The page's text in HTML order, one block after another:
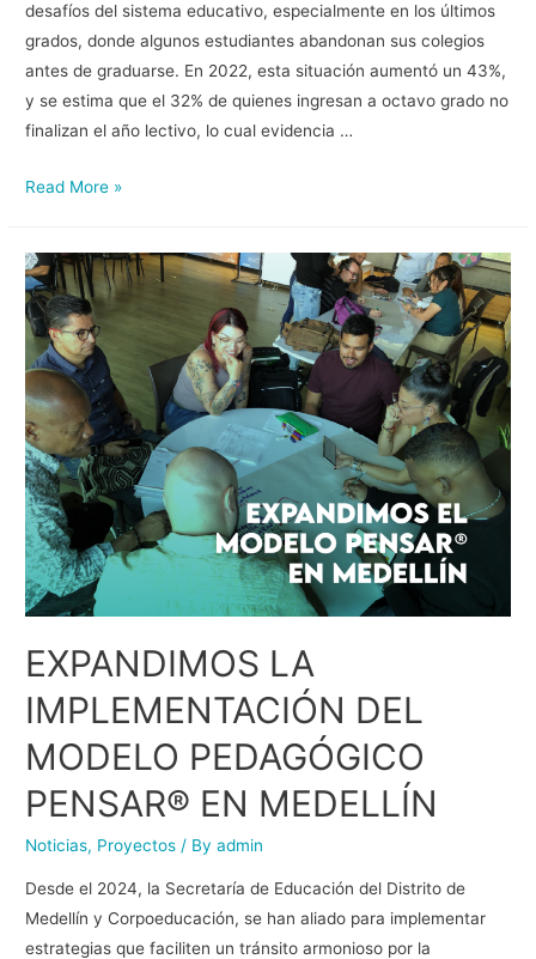
desafíos del sistema educativo, especialmente en los últimos
grados, donde algunos estudiantes abandonan sus colegios
antes de graduarse. En 2022, esta situación aumentó un 43%,
y se estima que el 32% de quienes ingresan a octavo grado no
finalizan el año lectivo, lo cual evidencia …
Read More »
EXPANDIMOS LA
IMPLEMENTACIÓN DEL
MODELO PEDAGÓGICO
PENSAR® EN MEDELLÍN
Noticias, Proyectos / Byadmin
Desde el 2024, la Secretaría de Educación del Distrito de
Medellín y Corpoeducación, se han aliado para implementar
estrategias que faciliten un tránsito armonioso por la